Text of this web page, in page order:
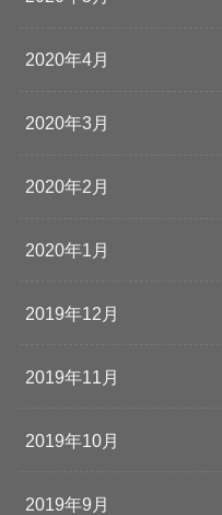
2020年4月
2020年3月
2020年2月
2020年1月
2019年12月
2019年11月
2019年10月
2019年9月